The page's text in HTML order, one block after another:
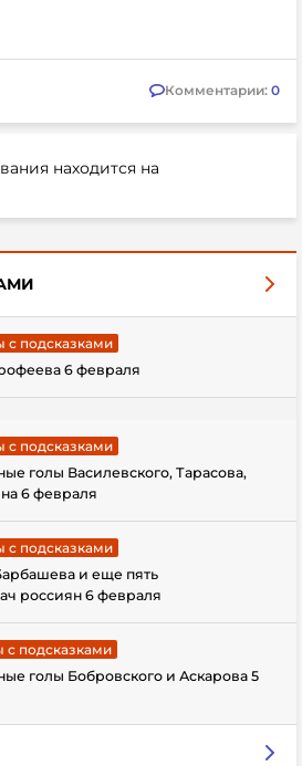
Комментарии: 0
находится на
с подсказками
6 февраля
с подсказками
голы Василевского, Тарасова,
6 февраля
с подсказками
и еще пять
россиян 6 февраля
с подсказками
голы Бобровского и Аскарова 5